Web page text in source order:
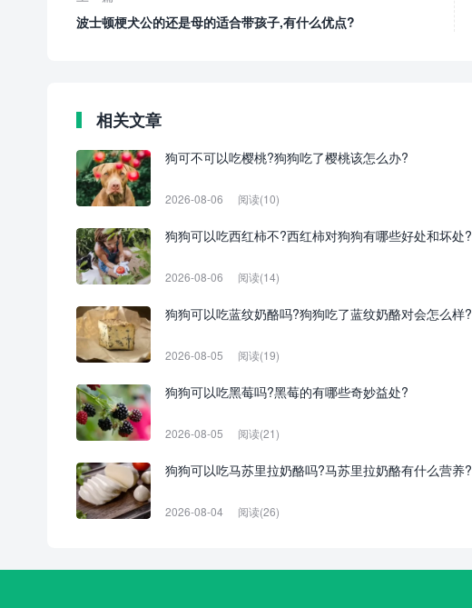
波士顿梗犬公的还是母的适合带孩子,有什么优点?
相关文章
狗可不可以吃樱桃?狗狗吃了樱桃该怎么办?
2026-08-06 阅读(10)
狗狗可以吃西红柿不?西红柿对狗狗有哪些好处和坏处?
2026-08-06 阅读(14)
狗狗可以吃蓝纹奶酪吗?狗狗吃了蓝纹奶酪对会怎么样?
2026-08-05 阅读(19)
狗狗可以吃黑莓吗?黑莓的有哪些奇妙益处?
2026-08-05 阅读(21)
狗狗可以吃马苏里拉奶酪吗?马苏里拉奶酪有什么营养?
2026-08-04 阅读(26)